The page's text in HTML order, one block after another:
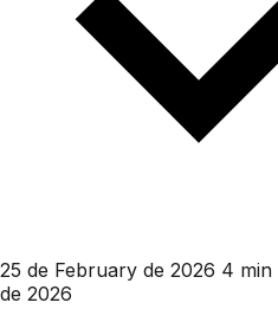
25 de February de 2026 4 min
de 2026